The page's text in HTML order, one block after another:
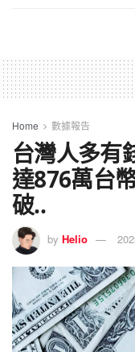
Home 數據報告
台灣人多有
達876萬台
破..
by Helio